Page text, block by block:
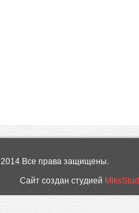
2014 Все права защищены.
Сайт создан студией